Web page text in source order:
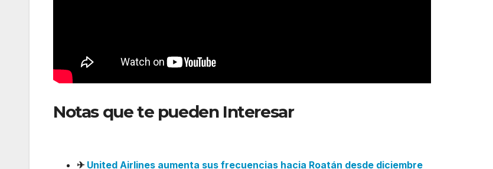
Notas que te pueden Interesar: Spirit Airlines finaliza ruta
✈ United Airlines aumenta sus frecuencias hacia Roatán desde diciembre